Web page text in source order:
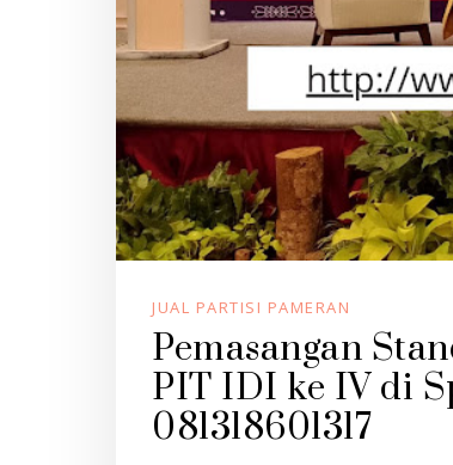
JUAL PARTISI PAMERAN
Pemasangan
PIT IDI ke IV di
081318601317